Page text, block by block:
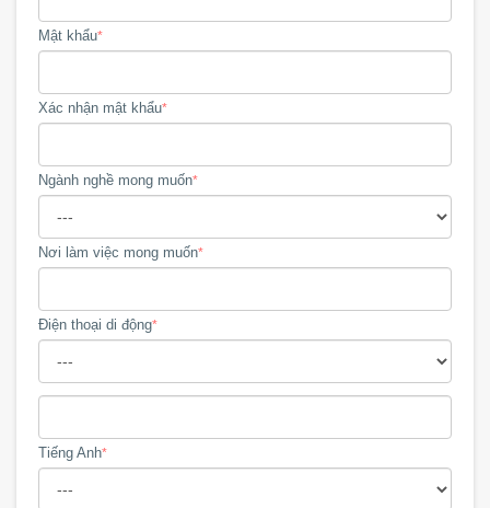
Mật khẩu*
Xác nhận mật khẩu*
Ngành nghề mong muốn*
Nơi làm việc mong muốn*
Điện thoại di động*
Tiếng Anh*